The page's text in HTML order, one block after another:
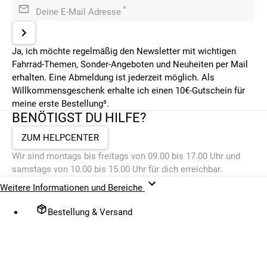
Deine E-Mail Adresse *
Ja, ich möchte regelmäßig den Newsletter mit wichtigen
Fahrrad-Themen, Sonder-Angeboten und Neuheiten per Mail
erhalten. Eine Abmeldung ist jederzeit möglich. Als
Willkommensgeschenk erhalte ich einen 10€-Gutschein für
meine erste Bestellung³.
BENÖTIGST DU HILFE?
ZUM HELPCENTER
Wir sind montags bis freitags von 09.00 bis 17.00 Uhr und
samstags von 10.00 bis 15.00 Uhr für dich erreichbar.
Weitere Informationen und Bereiche
Bestellung & Versand